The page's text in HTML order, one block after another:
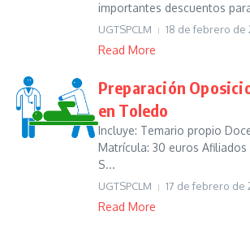
importantes descuentos
UGTSPCLM 18 de febrero de
Read More
Preparación
en Toledo
Incluye: Temario propio
Matrícula: 30 euros Afiliados
S...
UGTSPCLM 17 de febrero de
Read More